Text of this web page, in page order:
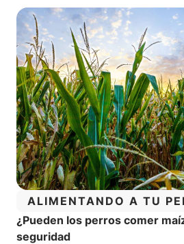
CATEGORÍA:
ALIMENTANDO A TU
¿Pueden los perros comer
seguridad